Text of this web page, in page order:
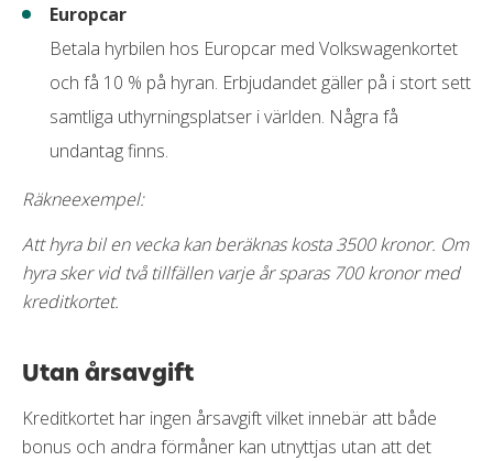
Europcar
Betala hyrbilen hos Europcar med Volkswagenkortet
och få 10 % på hyran. Erbjudandet gäller på i stort sett
samtliga uthyrningsplatser i världen. Några få
undantag finns.
Räkneexempel:
Att hyra bil en vecka kan beräknas kosta 3500 kronor. Om
hyra sker vid två tillfällen varje år sparas 700 kronor med
kreditkortet.
Utan årsavgift
Kreditkortet har ingen årsavgift vilket innebär att både
bonus och andra förmåner kan utnyttjas utan att det